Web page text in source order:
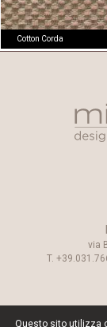
Cotton Corda
via
T.
Questo sito utilizza